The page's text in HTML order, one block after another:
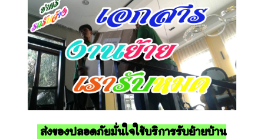
ส่งของปลอดภัยมั่นใจใช้บริการรับย้ายบ้าน